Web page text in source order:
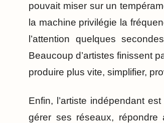
pouvait miser sur un
la machine privilégie la
l’attention quelques
Beaucoup d’artistes finissent
produire plus vite, simplifier,
Enfin, l’artiste indépendant
gérer ses réseaux,